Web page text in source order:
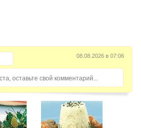
08.08.2026 в 07:06
оставьте свой комментарий...